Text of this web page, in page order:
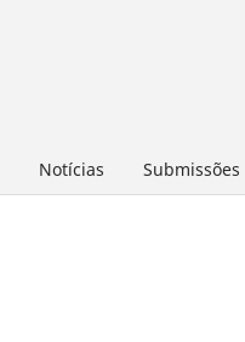
Notícias Submissões